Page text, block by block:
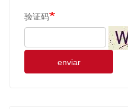
验证码
enviar